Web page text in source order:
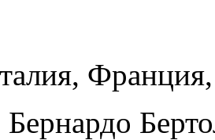
Бернардо